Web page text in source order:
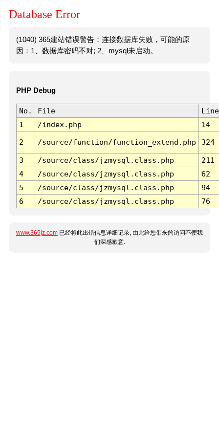
Database Error
(1040) 365建站错误警告：连接数据库失败，可能的原
因：1、数据库密码不对; 2、mysql未启动。
PHP Debug
No. File
Line
1
/index.php 14
2 /source/function/function_extend.php 324
3 /source/class/jzmysql.class.php
211
4
/source/class/jzmysql.class.php
62
5
/source/class/jzmysql.class.php
94
6
/source/class/jzmysql.class.php 76
www.365jz.com 已经将此出错信息详细记录, 由此给您带来的访问不便我
们深感歉意.